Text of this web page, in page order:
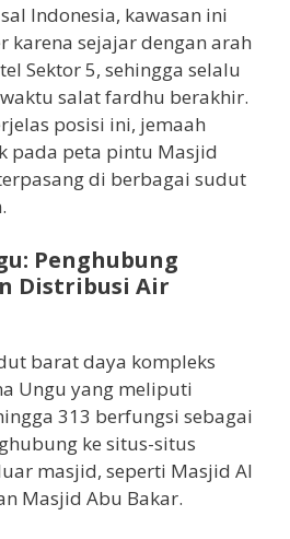
Indonesia, kawasan ini
karena sejajar dengan arah
Sektor 5, sehingga selalu
salat fardhu berakhir.
posisi ini, jemaah
pada peta pintu Masjid
di berbagai sudut
Penghubung
Distribusi Air
barat daya kompleks
Ungu yang meliputi
313 berfungsi sebagai
ke situs-situs
masjid, seperti Masjid Al
Masjid Abu Bakar.